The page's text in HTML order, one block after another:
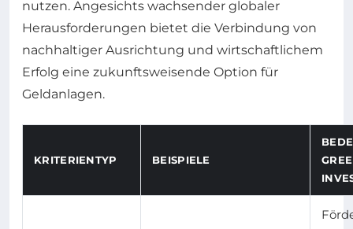
nutzen. Angesichts wachsender globaler
Herausforderungen bietet die Verbindung von
nachhaltiger Ausrichtung und wirtschaftlichem
Erfolg eine zukunftsweisende Option für
Geldanlagen.
KRITERIENTYP BEISPIELE